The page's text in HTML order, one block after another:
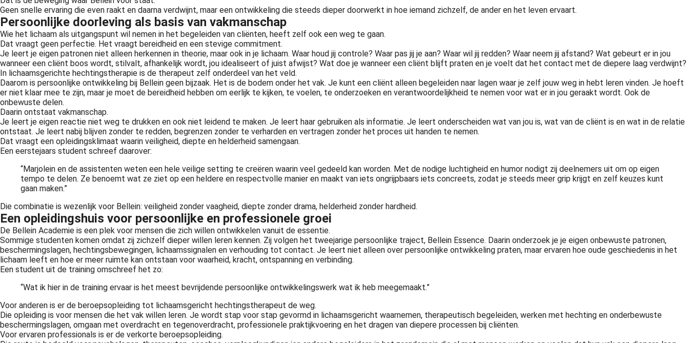
Geen snelle ervaring die even raakt en daarna verdwijnt, maar een ontwikkeling die steeds dieper doorwerkt in hoe iemand zichzelf, de ander en het leven ervaart.
Persoonlijke doorleving als basis van vakmanschap
Wie het lichaam als uitgangspunt wil nemen in het begeleiden van cliënten, heeft zelf ook een weg te gaan.
Dat vraagt geen perfectie. Het vraagt bereidheid en een stevige commitment.
Je leert je eigen patronen niet alleen herkennen in theorie, maar ook in je lichaam. Waar houd jij controle? Waar pas jij je aan? Waar wil jij redden? Waar neem jij afstand? Wat gebeurt er in jou
wanneer een cliënt boos wordt, stilvalt, afhankelijk wordt, jou idealiseert of juist afwijst? Wat doe je wanneer een cliënt blijft praten en je voelt dat het contact met de diepere laag verdwijnt?
In lichaamsgerichte hechtingstherapie is de therapeut zelf onderdeel van het veld.
Daarom is persoonlijke ontwikkeling bij Bellein geen bijzaak. Het is de bodem onder het vak. Je kunt een cliënt alleen begeleiden naar lagen waar je zelf jouw weg in hebt leren vinden. Je hoeft
er niet klaar mee te zijn, maar je moet de bereidheid hebben om eerlijk te kijken, te voelen, te onderzoeken en verantwoordelijkheid te nemen voor wat er in jou geraakt wordt. Ook de
onbewuste delen.
Daarin ontstaat vakmanschap.
Je leert je eigen reactie niet weg te drukken en ook niet leidend te maken. Je leert haar gebruiken als informatie. Je leert onderscheiden wat van jou is, wat van de cliënt is en wat in de relatie
ontstaat. Je leert nabij blijven zonder te redden, begrenzen zonder te verharden en vertragen zonder het proces uit handen te nemen.
Dat vraagt een opleidingsklimaat waarin veiligheid, diepte en helderheid samengaan.
Een eerstejaars student schreef daarover:
“Marjolein en de assistenten weten een hele veilige setting te creëren waarin veel gedeeld kan worden. Met de nodige luchtigheid en humor nodigt zij deelnemers uit om op eigen
tempo te delen. Ze benoemt wat ze ziet op een heldere en respectvolle manier en maakt van iets ongrijpbaars iets concreets, zodat je steeds meer grip krijgt en zelf keuzes kunt
gaan maken.”
Die combinatie is wezenlijk voor Bellein: veiligheid zonder vaagheid, diepte zonder drama, helderheid zonder hardheid.
Een opleidingshuis voor persoonlijke en professionele groei
De Bellein Academie is een plek voor mensen die zich willen ontwikkelen vanuit de essentie.
Sommige studenten komen omdat zij zichzelf dieper willen leren kennen. Zij volgen het tweejarige persoonlijke traject, Bellein Essence. Daarin onderzoek je je eigen onbewuste patronen,
beschermingslagen, hechtingsbewegingen, lichaamssignalen en verhouding tot contact. Je leert niet alleen over persoonlijke ontwikkeling praten, maar ervaren hoe oude geschiedenis in het
lichaam leeft en hoe er meer ruimte kan ontstaan voor waarheid, kracht, ontspanning en verbinding.
Een student uit de training omschreef het zo:
“Wat ik hier in de training ervaar is het meest bevrijdende persoonlijke ontwikkelingswerk wat ik heb meegemaakt.”
Voor anderen is er de beroepsopleiding tot lichaamsgericht hechtingstherapeut de weg.
Die opleiding is voor mensen die het vak willen leren. Je wordt stap voor stap gevormd in lichaamsgericht waarnemen, therapeutisch begeleiden, werken met hechting en onderbewuste
beschermingslagen, omgaan met overdracht en tegenoverdracht, professionele praktijkvoering en het dragen van diepere processen bij cliënten.
Voor ervaren professionals is er de verkorte beroepsopleiding.